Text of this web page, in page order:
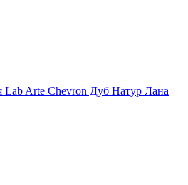
Lab Arte Chevron Дуб Натур Лана